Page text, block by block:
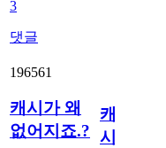
3
댓글
196561
캐시가 왜
없어지죠.?
캐
시